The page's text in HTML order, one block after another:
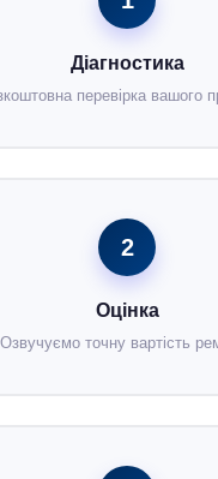
Діагностика
перевірка вашого
2
Оцінка
Озвучуємо точну вартість